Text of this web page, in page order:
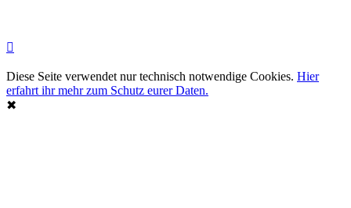
Diese Seite verwendet nur technisch notwendige Cookies. Hier
erfahrt ihr mehr zum Schutz eurer Daten.
✖